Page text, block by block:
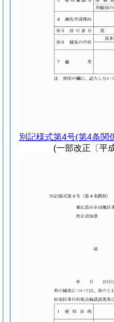
別記様式第4号(第4条関
(一部改正〔平